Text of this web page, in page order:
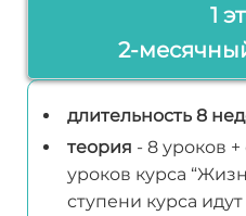
1
2-
длительность 8
теория - 8 уроков
уроков курса
ступени курса